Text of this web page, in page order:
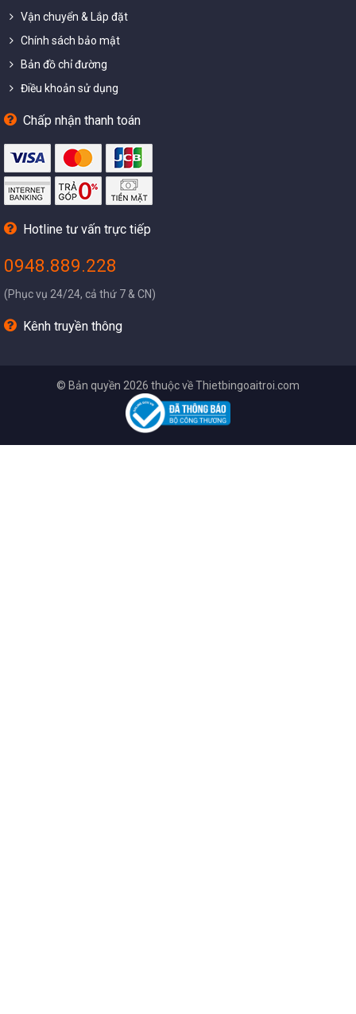
Vận chuyển & Lắp đặt
Chính sách bảo mật
Bản đồ chỉ đường
Điều khoản sử dụng
Chấp nhận thanh toán
Hotline tư vấn trực tiếp
0948.889.228
(Phục vụ 24/24, cả thứ 7 & CN)
Kênh truyền thông
© Bản quyền 2026 thuộc về Thietbingoaitroi.com